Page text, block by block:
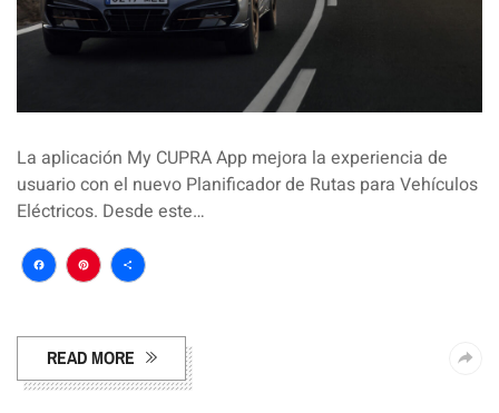
La aplicación My CUPRA App mejora la experiencia de
usuario con el nuevo Planificador de Rutas para Vehículos
Eléctricos. Desde este…
Facebook
Pinterest
Compartir
READ MORE